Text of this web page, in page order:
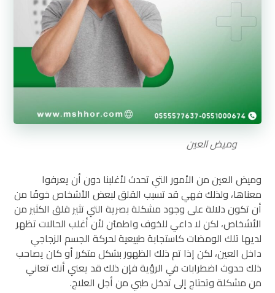
وميض العين
وميض العين من الأمور التي تحدث لأغلبنا دون أن يعرفوا
معناها، ولذلك فهي قد تسبب القلق لبعض الأشخاص خوفًا من
أن تكون دلالة على وجود مشكلة بصرية التي تثير قلق الكثير من
الأشخاص، لكن لا داعي للخوف واطمئن لأن أغلب الحالات تظهر
لديها تلك الومضات كاستجابة طبيعية لحركة الجسم الزجاجي
داخل العين، لكن إذا تم ذلك الظهور بشكل متكرر أو كان يصاحب
ذلك حدوث اضطرابات في الرؤية فإن ذلك قد يعني أنك تعاني
من مشكلة وتحتاج إلى تدخل طبي من أجل العلاج.